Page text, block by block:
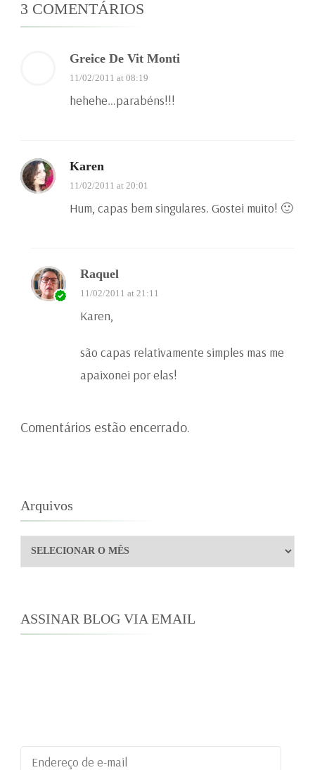
3 COMENTÁRIOS
Greice De Vit Monti
11/02/2011 at 08:19
hehehe…parabéns!!!
Karen
11/02/2011 at 20:01
Hum, capas bem singulares. Gostei muito! 🙂
Raquel
11/02/2011 at 21:11
Karen,
são capas relativamente simples mas me
apaixonei por elas!
Comentários estão encerrado.
Arquivos
Arquivos
ASSINAR BLOG VIA EMAIL
Endereço